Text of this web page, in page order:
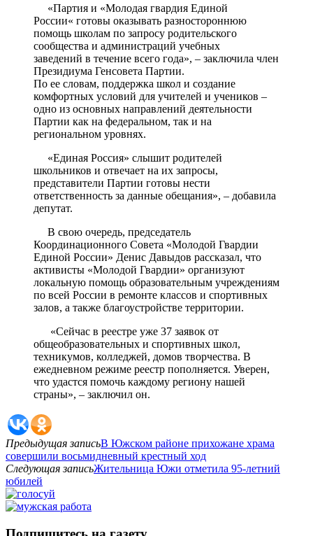
«Партия и «Молодая гвардия Единой
России« готовы оказывать разностороннюю
помощь школам по запросу родительского
сообщества и администраций учебных
заведений в течение всего года», – заключила член
Президиума Генсовета Партии.
По ее словам, поддержка школ и создание
комфортных условий для учителей и учеников –
одно из основных направлений деятельности
Партии как на федеральном, так и на
региональном уровнях.
«Единая Россия» слышит родителей
школьников и отвечает на их запросы,
представители Партии готовы нести
ответственность за данные обещания», – добавила
депутат.
В свою очередь, председатель
Координационного Совета «Молодой Гвардии
Единой России» Денис Давыдов рассказал, что
активисты «Молодой Гвардии» организуют
локальную помощь образовательным учреждениям
по всей России в ремонте классов и спортивных
залов, а также благоустройстве территории.
«Сейчас в реестре уже 37 заявок от
общеобразовательных и спортивных школ,
техникумов, колледжей, домов творчества. В
ежедневном режиме реестр пополняется. Уверен,
что удастся помочь каждому региону нашей
страны», – заключил он.
Предыдущая записьВ Южском районе прихожане храма
совершили восьмидневный крестный ход
Следующая записьЖительница Южи отметила 95-летний
юбилей